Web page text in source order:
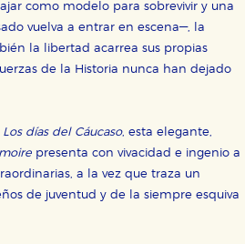
como modelo para sobrevivir y una
vuelva a entrar en escena—, la
la libertad acarrea sus propias
de la Historia nunca han dejado
Los días del Cáucaso, esta elegante,
presenta con vivacidad e ingenio a
a la vez que traza un
de juventud y de la siempre esquiva